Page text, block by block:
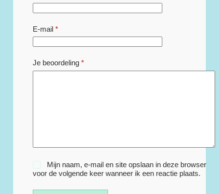
E-mail*
Je beoordeling *
Mijn naam, e-mail en site opslaan in deze browser
voor de volgende keer wanneer ik een reactie plaats.